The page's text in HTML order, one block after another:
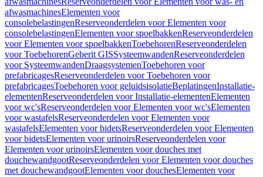
afwasmachinesElementen voor
consolebelastingenReserveonderdelen voor Elementen voor
consolebelastingenElementen voor spoelbakkenReserveonderdelen
voor Elementen voor spoelbakkenToebehorenReserveonderdelen
voor ToebehorenGeberit GISSysteemwandenReserveonderdelen
voor SysteemwandenDraagsystemenToebehoren voor
prefabricagesReserveonderdelen voor Toebehoren voor
prefabricagesToebehoren voor geluidsisolatieBeplatingenInstallatie-
elementenReserveonderdelen voor Installatie-elementenElementen
voor wc'sReserveonderdelen voor Elementen voor wc'sElementen
voor wastafelsReserveonderdelen voor Elementen voor
wastafelsElementen voor bidetsReserveonderdelen voor Elementen
voor bidetsElementen voor urinoirsReserveonderdelen voor
Elementen voor urinoirsElementen voor douches met
douchewandgootReserveonderdelen voor Elementen voor douches
met douchewandgootElementen voor douchesElementen voor